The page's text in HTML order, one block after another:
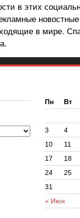
в этих
в мире.
Пн
Вт
« Июн
3
4
10
11
17
18
24
25
31